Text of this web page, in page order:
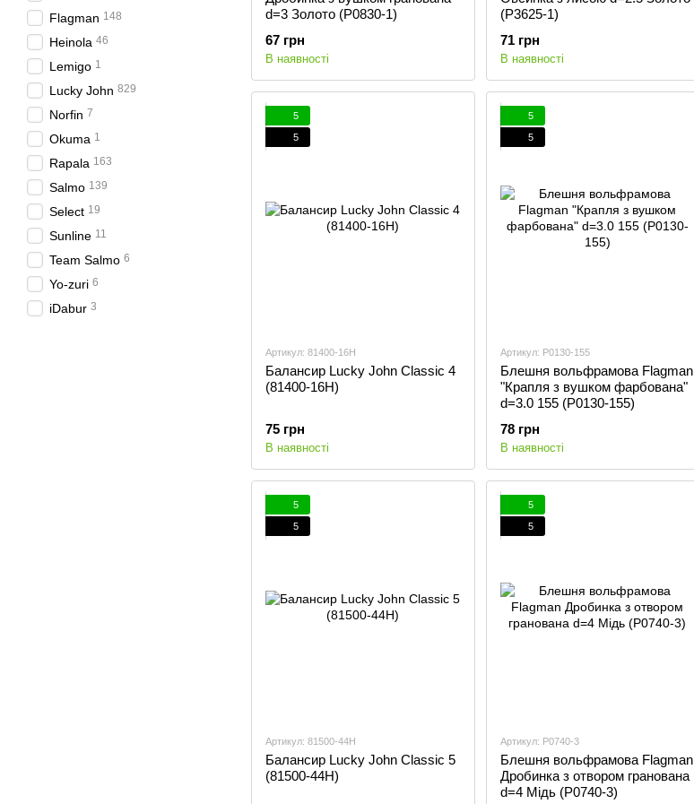
d=3 Золото (P0830-1)
67 грн
В наявності
(P3625-1)
71 грн
В наявності
5
5
Артикул: 81400-16H
Балансир Lucky John Classic 4
(81400-16H)
75 грн
В наявності
5
5
Артикул: P0130-155
Блешня вольфрамова Flagman
"Крапля з вушком фарбована"
d=3.0 155 (P0130-155)
78 грн
В наявності
5
5
Артикул: 81500-44H
Балансир Lucky John Classic 5
(81500-44H)
5
5
Артикул: P0740-3
Блешня вольфрамова Flagman
Дробинка з отвором гранована
d=4 Мідь (P0740-3)
Flagman 148
Heinola 46
Lemigo 1
Lucky John 829
Norfin 7
Okuma 1
Rapala 163
Salmo 139
Select 19
Sunline 11
Team Salmo 6
Yo-zuri 6
iDabur 3